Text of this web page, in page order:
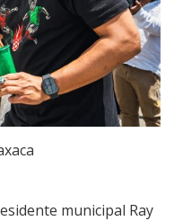
municipal Ray